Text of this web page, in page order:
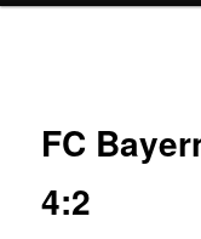
FC
4:2